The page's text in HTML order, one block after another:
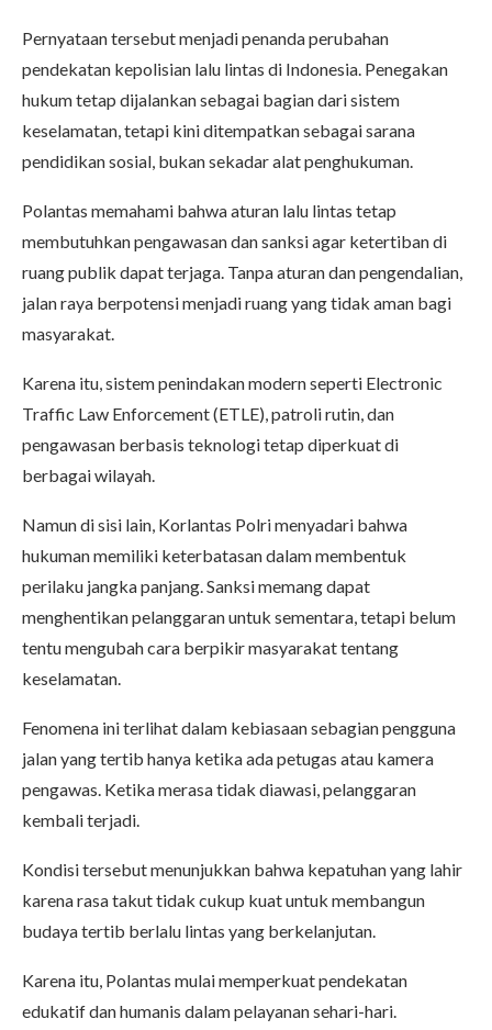
Pernyataan tersebut menjadi penanda perubahan
pendekatan kepolisian lalu lintas di Indonesia. Penegakan
hukum tetap dijalankan sebagai bagian dari sistem
keselamatan, tetapi kini ditempatkan sebagai sarana
pendidikan sosial, bukan sekadar alat penghukuman.
Polantas memahami bahwa aturan lalu lintas tetap
membutuhkan pengawasan dan sanksi agar ketertiban di
ruang publik dapat terjaga. Tanpa aturan dan pengendalian,
jalan raya berpotensi menjadi ruang yang tidak aman bagi
masyarakat.
Karena itu, sistem penindakan modern seperti Electronic
Traffic Law Enforcement (ETLE), patroli rutin, dan
pengawasan berbasis teknologi tetap diperkuat di
berbagai wilayah.
Namun di sisi lain, Korlantas Polri menyadari bahwa
hukuman memiliki keterbatasan dalam membentuk
perilaku jangka panjang. Sanksi memang dapat
menghentikan pelanggaran untuk sementara, tetapi belum
tentu mengubah cara berpikir masyarakat tentang
keselamatan.
Fenomena ini terlihat dalam kebiasaan sebagian pengguna
jalan yang tertib hanya ketika ada petugas atau kamera
pengawas. Ketika merasa tidak diawasi, pelanggaran
kembali terjadi.
Kondisi tersebut menunjukkan bahwa kepatuhan yang lahir
karena rasa takut tidak cukup kuat untuk membangun
budaya tertib berlalu lintas yang berkelanjutan.
Karena itu, Polantas mulai memperkuat pendekatan
edukatif dan humanis dalam pelayanan sehari-hari.